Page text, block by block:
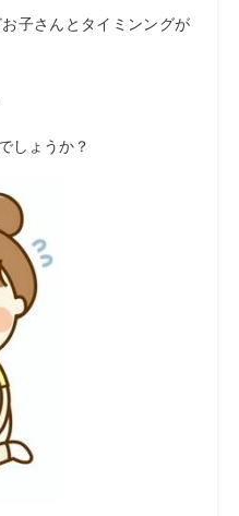
子さんとタイミンングが
しょうか？